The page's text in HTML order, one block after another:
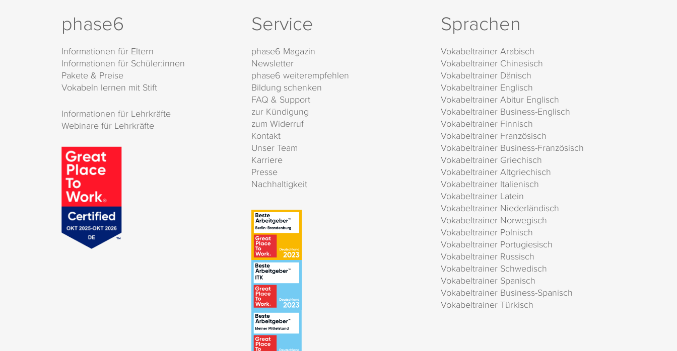
phase6
Informationen für Eltern
Informationen für Schüler:innen
Pakete & Preise
Vokabeln lernen mit Stift
Informationen für Lehrkräfte
Webinare für Lehrkräfte
Service
phase6 Magazin
Newsletter
phase6 weiterempfehlen
Bildung schenken
FAQ & Support
zur Kündigung
zum Widerruf
Kontakt
Unser Team
Karriere
Presse
Nachhaltigkeit
Sprachen
Vokabeltrainer Arabisch
Vokabeltrainer Chinesisch
Vokabeltrainer Dänisch
Vokabeltrainer Englisch
Vokabeltrainer Abitur Englisch
Vokabeltrainer Business-Englisch
Vokabeltrainer Finnisch
Vokabeltrainer Französisch
Vokabeltrainer Business-Französisch
Vokabeltrainer Griechisch
Vokabeltrainer Altgriechisch
Vokabeltrainer Italienisch
Vokabeltrainer Latein
Vokabeltrainer Niederländisch
Vokabeltrainer Norwegisch
Vokabeltrainer Polnisch
Vokabeltrainer Portugiesisch
Vokabeltrainer Russisch
Vokabeltrainer Schwedisch
Vokabeltrainer Spanisch
Vokabeltrainer Business-Spanisch
Vokabeltrainer Türkisch